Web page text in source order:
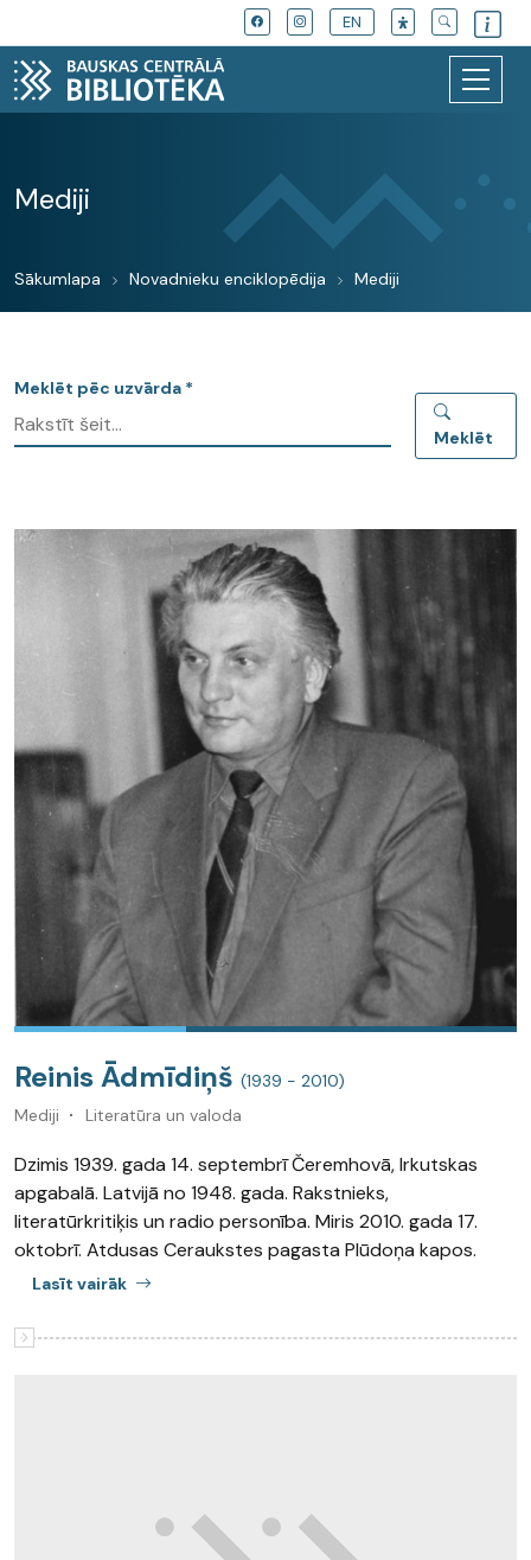
EN
Mediji
Sākumlapa Novadnieku enciklopēdija Mediji
Meklēt pēc uzvārda *
Meklēt
Reinis Ādmīdiņš (1939 - 2010)
Mediji
Literatūra un valoda
Dzimis 1939. gada 14. septembrī Čeremhovā, Irkutskas
apgabalā. Latvijā no 1948. gada. Rakstnieks,
literatūrkritiķis un radio personība. Miris 2010. gada 17.
oktobrī. Atdusas Ceraukstes pagasta Plūdoņa kapos.
Lasīt vairāk